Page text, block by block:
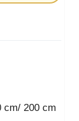
cm/ 200 cm